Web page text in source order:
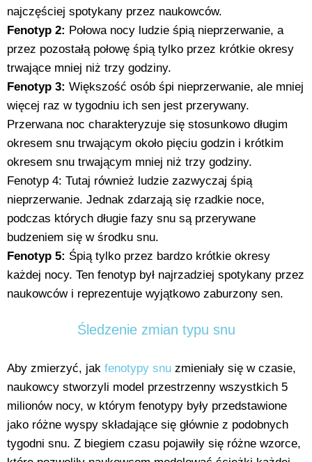
najczęściej spotykany przez naukowców.
Fenotyp 2: Połowa nocy ludzie śpią nieprzerwanie, a
przez pozostałą połowę śpią tylko przez krótkie okresy
trwające mniej niż trzy godziny.
Fenotyp 3: Większość osób śpi nieprzerwanie, ale mniej
więcej raz w tygodniu ich sen jest przerywany.
Przerwana noc charakteryzuje się stosunkowo długim
okresem snu trwającym około pięciu godzin i krótkim
okresem snu trwającym mniej niż trzy godziny.
Fenotyp 4: Tutaj również ludzie zazwyczaj śpią
nieprzerwanie. Jednak zdarzają się rzadkie noce,
podczas których długie fazy snu są przerywane
budzeniem się w środku snu.
Fenotyp 5: Śpią tylko przez bardzo krótkie okresy
każdej nocy. Ten fenotyp był najrzadziej spotykany przez
naukowców i reprezentuje wyjątkowo zaburzony sen.
Śledzenie zmian typu snu
Aby zmierzyć, jak fenotypy snu zmieniały się w czasie,
naukowcy stworzyli model przestrzenny wszystkich 5
milionów nocy, w którym fenotypy były przedstawione
jako różne wyspy składające się głównie z podobnych
tygodni snu. Z biegiem czasu pojawiły się różne wzorce,